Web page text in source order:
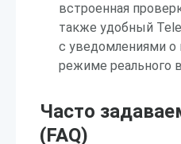
встроенная
также удобный
с уведомлениями
режиме реального
Часто
(FAQ)